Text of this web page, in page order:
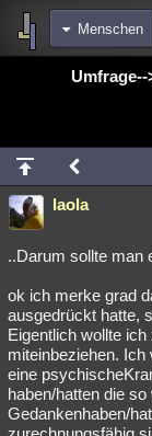
Menschen
Chat Wiki
meine Rubriken
Menschen
Spiritualität
Natur Umfragen
weitere Rubriken
Philosophie
Astronomie
laola
..Darum sollte man
ok ich merke grad
ausgedrückt hatte,
Eigentlich wollte
miteinbeziehen. Ich
eine
haben/hatten die
Gedankenhaben/